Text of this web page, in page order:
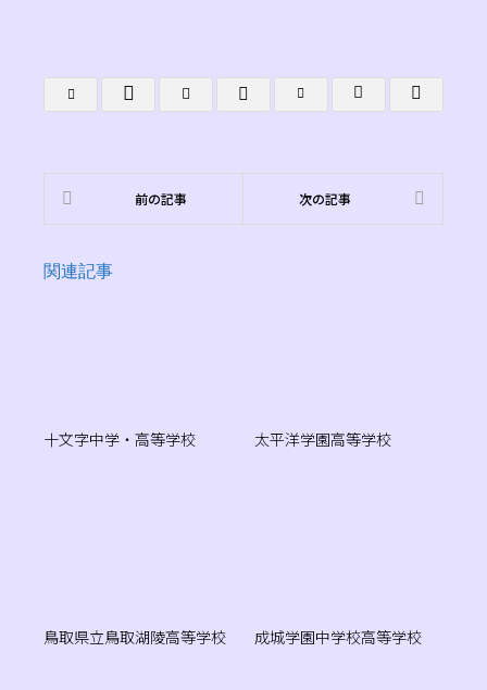
関連記事
十文字中学・高等学校 太平洋学園高等学校
鳥取県立鳥取湖陵高等学校 成城学園中学校高等学校